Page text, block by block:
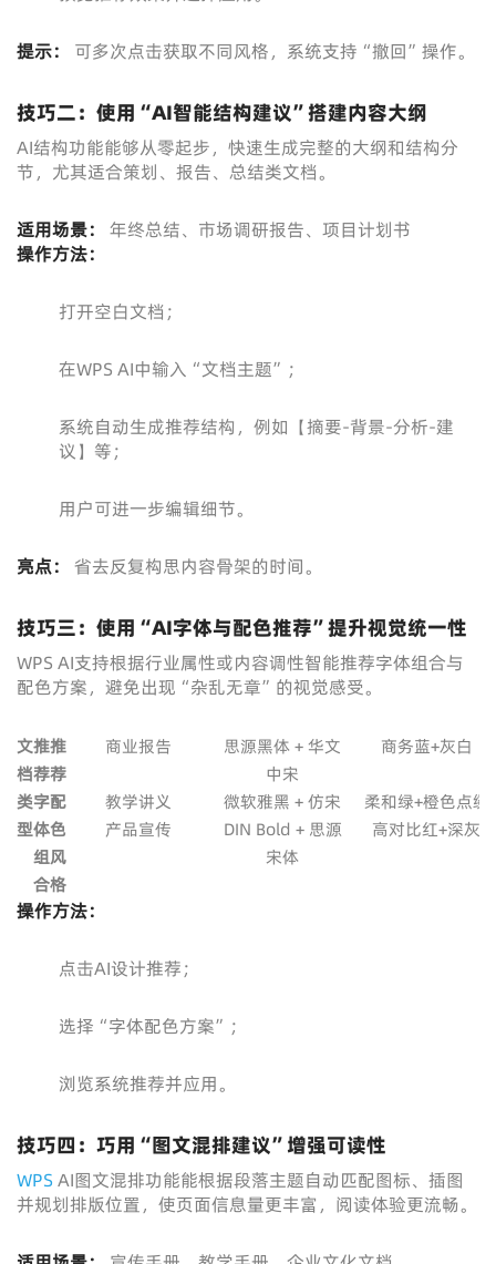
提示： 可多次点击获取不同风格，系统支持“撤回”操作。
技巧二：使用“AI智能结构建议”搭建内容大纲
AI结构功能能够从零起步，快速生成完整的大纲和结构分
节，尤其适合策划、报告、总结类文档。
适用场景：
年终总结、市场调研报告、项目计划书
操作方法：
打开空白文档；
在WPS AI中输入“文档主题”；
系统自动生成推荐结构，例如【摘要-背景-分析-建
议】等；
用户可进一步编辑细节。
亮点： 省去反复构思内容骨架的时间。
技巧三：使用“AI字体与配色推荐”提升视觉统一性
WPS AI支持根据行业属性或内容调性智能推荐字体组合与
配色方案，避免出现“杂乱无章”的视觉感受。
文
档
类
型
推
荐
字
体
组
合
推
荐
配
色
风
格
商业报告
思源黑体 + 华文
中宋
商务蓝+灰白
教学讲义 微软雅黑 + 仿宋
柔和绿+橙色点缀
产品宣传
DIN Bold + 思源
宋体
高对比红+深灰
操作方法：
点击AI设计推荐；
选择“字体配色方案”；
浏览系统推荐并应用。
技巧四：巧用“图文混排建议”增强可读性
WPS AI图文混排功能能根据段落主题自动匹配图标、插图
并规划排版位置，使页面信息量更丰富，阅读体验更流畅。